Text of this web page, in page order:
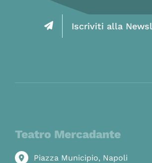
Iscriviti alla
Teatro Mercadante
Piazza Municipio, Napoli